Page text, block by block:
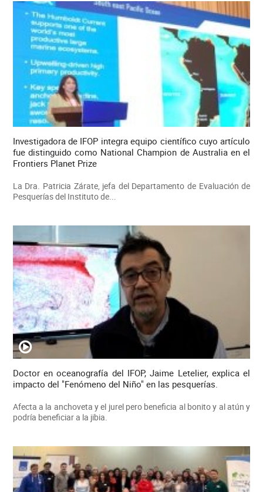
Investigadora de IFOP integra equipo científico cuyo artículo
fue distinguido como National Champion de Australia en el
Frontiers Planet Prize
La Dra. Patricia Zárate, jefa del Departamento de Evaluación de
Pesquerías del Instituto de...
Doctor en oceanografía del IFOP, Jaime Letelier, explica el
impacto del "Fenómeno del Niño" en las pesquerías.
Afecta a la anchoveta y el jurel pero beneficia al bonito y al atún y
podría beneficiar a la jibia.